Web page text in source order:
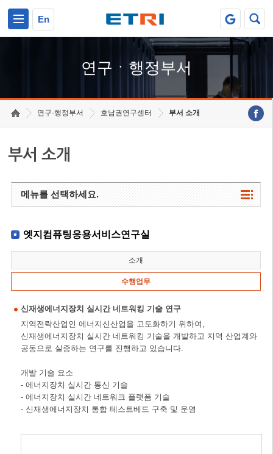
En
연구ㆍ행정부서
연구·행정부서 호남권연구센터 부서 소개
부서 소개
메뉴를 선택하세요.
엣지컴퓨팅응용서비스연구실
소개
수행업무
신재생에너지장치 실시간 네트워킹 기술 연구
지역전략산업인 에너지신산업을 고도화하기 위하여,
신재생에너지장치 실시간 네트워킹 기술을 개발하고 지역 산업계와
공동으로 실증하는 연구를 진행하고 있습니다.
개발 기술 요소
- 에너지장치 실시간 통신 기술
- 에너지장치 실시간 네트워크 플랫폼 기술
- 신재생에너지장치 통합 테스트베드 구축 및 운영